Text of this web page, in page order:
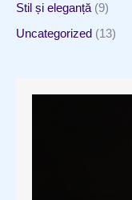
Stil și eleganță (9)
Uncategorized (13)